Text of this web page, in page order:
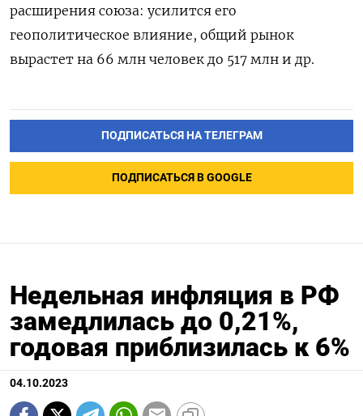
расширения союза: усилится его
геополитическое влияние, общий рынок
вырастет на 66 млн человек до 517 млн и др.
ПОДПИСАТЬСЯ НА ТЕЛЕГРАМ
ПОДПИСАТЬСЯ В GOOGLE
Недельная инфляция в РФ
замедлилась до 0,21%,
годовая приблизилась к 6%
04.10.2023